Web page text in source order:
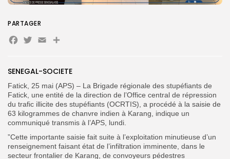
for:
FR
SENEGAL-SOCIETE
Fatick, 25 mai (APS) – La Brigade régionale des stupéfiants de
Fatick, une entité de la direction de l’Office central de répression
du trafic illicite des stupéfiants (OCRTIS), a procédé à la saisie de
63 kilogrammes de chanvre indien à Karang, indique un
communiqué transmis à l’APS, lundi.
”Cette importante saisie fait suite à l’exploitation minutieuse d’un
renseignement faisant état de l’infiltration imminente, dans le
secteur frontalier de Karang, de convoyeurs pédestres
PARTAGER
Facebook
Twitter
EmailPartager